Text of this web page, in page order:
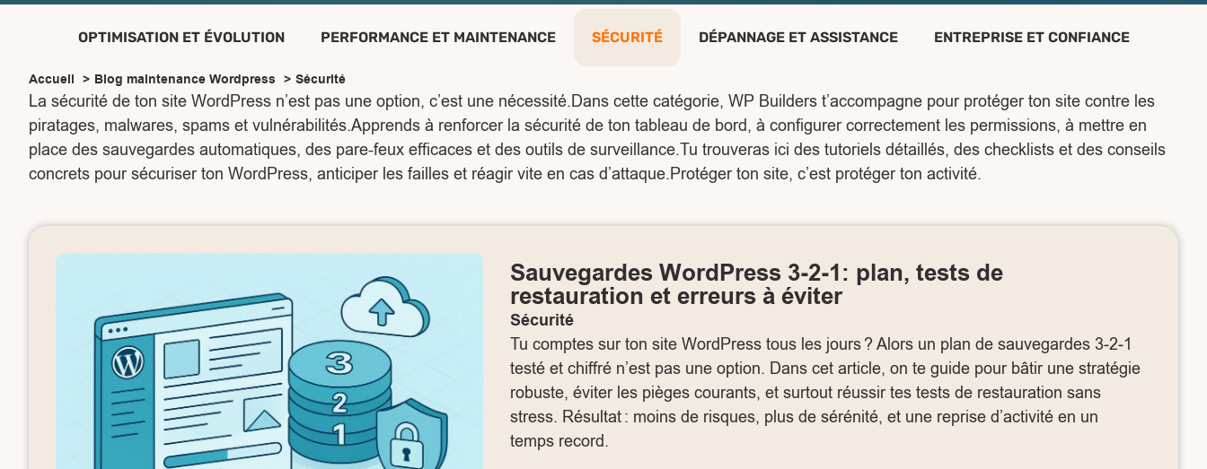
OPTIMISATION ET ÉVOLUTION PERFORMANCE ET MAINTENANCE SÉCURITÉ DÉPANNAGE ET ASSISTANCE ENTREPRISE ET CONFIANCE
Accueil Blog maintenance Wordpress Sécurité
La sécurité de ton site WordPress n’est pas une option, c’est une nécessité.Dans cette catégorie, WP Builders t’accompagne pour protéger ton site contre les
piratages, malwares, spams et vulnérabilités.Apprends à renforcer la sécurité de ton tableau de bord, à configurer correctement les permissions, à mettre en
place des sauvegardes automatiques, des pare-feux efficaces et des outils de surveillance.Tu trouveras ici des tutoriels détaillés, des checklists et des conseils
concrets pour sécuriser ton WordPress, anticiper les failles et réagir vite en cas d’attaque.Protéger ton site, c’est protéger ton activité.
Sauvegardes WordPress 3‑2‑1: plan, tests de
restauration et erreurs à éviter
Sécurité
Tu comptes sur ton site WordPress tous les jours ? Alors un plan de sauvegardes 3‑2‑1
testé et chiffré n’est pas une option. Dans cet article, on te guide pour bâtir une stratégie
robuste, éviter les pièges courants, et surtout réussir tes tests de restauration sans
stress. Résultat : moins de risques, plus de sérénité, et une reprise d’activité en un
temps record.